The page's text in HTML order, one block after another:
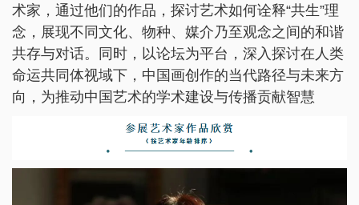
术家，通过他们的作品，探讨艺术如何诠释“共生”理
念，展现不同文化、物种、媒介乃至观念之间的和谐
共存与对话。同时，以论坛为平台，深入探讨在人类
命运共同体视域下，中国画创作的当代路径与未来方
向，为推动中国艺术的学术建设与传播贡献智慧